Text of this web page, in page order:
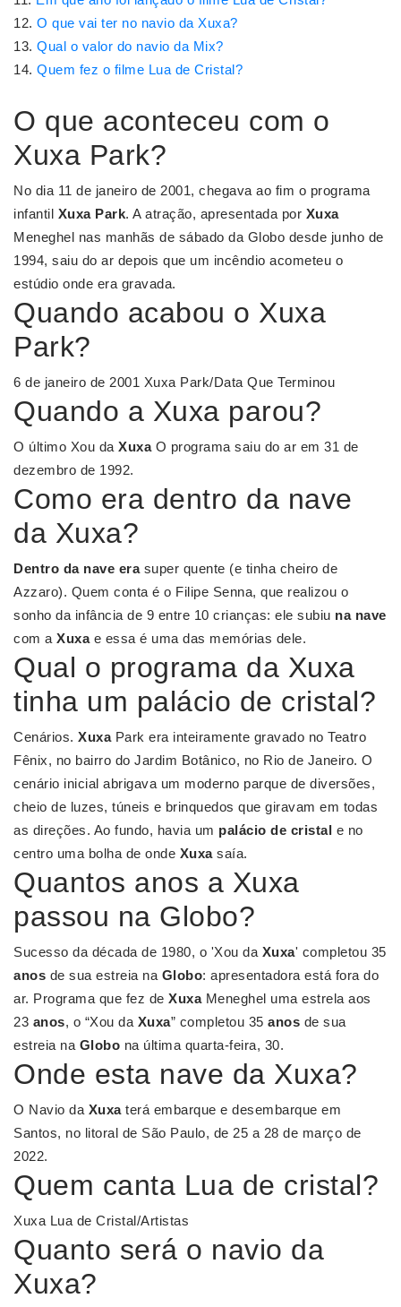
O que vai ter no navio da Xuxa?
Qual o valor do navio da Mix?
Quem fez o filme Lua de Cristal?
O que aconteceu com o
Xuxa Park?
No dia 11 de janeiro de 2001, chegava ao fim o programa
infantil Xuxa Park. A atração, apresentada por Xuxa
Meneghel nas manhãs de sábado da Globo desde junho de
1994, saiu do ar depois que um incêndio acometeu o
estúdio onde era gravada.
Quando acabou o Xuxa
Park?
6 de janeiro de 2001 Xuxa Park/Data Que Terminou
Quando a Xuxa parou?
O último Xou da XuxaO programa saiu do ar em 31 de
dezembro de 1992.
Como era dentro da nave
da Xuxa?
Dentro da nave erasuper quente (e tinha cheiro de
Azzaro). Quem conta é o Filipe Senna, que realizou o
sonho da infância de 9 entre 10 crianças: ele subiu na nave
com a Xuxae essa é uma das memórias dele.
Qual o programa da Xuxa
tinha um palácio de cristal?
Cenários. XuxaPark era inteiramente gravado no Teatro
Fênix, no bairro do Jardim Botânico, no Rio de Janeiro. O
cenário inicial abrigava um moderno parque de diversões,
cheio de luzes, túneis e brinquedos que giravam em todas
as direções. Ao fundo, havia um palácio de cristal e no
centro uma bolha de onde Xuxasaía.
Quantos anos a Xuxa
passou na Globo?
Sucesso da década de 1980, o 'Xou da Xuxa' completou 35
anos de sua estreia na Globo: apresentadora está fora do
ar. Programa que fez de XuxaMeneghel uma estrela aos
23 anos, o “Xou da Xuxa” completou 35 anos de sua
estreia na Globo na última quarta-feira, 30.
Onde esta nave da Xuxa?
O Navio da Xuxaterá embarque e desembarque em
Santos, no litoral de São Paulo, de 25 a 28 de março de
2022.
Quem canta Lua de cristal?
Xuxa Lua de Cristal/Artistas
Quanto será o navio da
Xuxa?